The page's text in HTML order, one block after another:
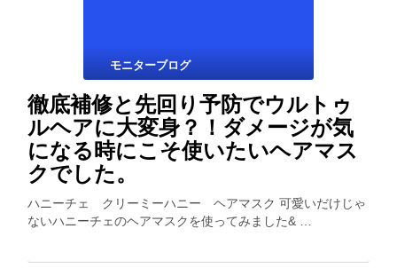
モニターブログ
徹底補修と先回り予防でウルトゥ
ルヘアに大変身？！ダメージが気
になる時にこそ使いたいヘアマス
クでした。
ハニーチェ クリーミーハニー ヘアマスク 可愛いだけじゃ
ないハニーチェのヘアマスクを使ってみました& …